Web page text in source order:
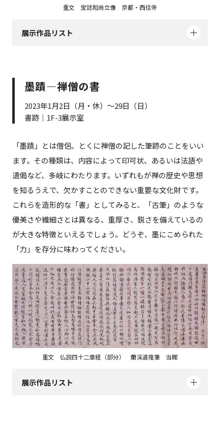
重文 宝誌和尚立像 京都・西往寺
展示作品リスト
墨蹟―禅僧の書
2023年1月2日（月・休）～29日（日）
書跡｜1F-3展示室
「墨蹟」とは僧侶、とくに禅僧の記した筆跡のことをいい
ます。その種類は、内容によって印可状、あるいは法語や
遺偈など、多岐にわたります。いずれもが禅の歴史や思想
を知るうえで、欠かすことのできない重要な文化財です。
これらを造形的な「書」としてみると、「古筆」のような
優美さや繊細さとは異なる、重厚さ、鋭さを備えているの
が大きな特徴といえるでしょう。どうぞ、墨にこめられた
「力」を存分に味わってください。
重文 仏説四十二章経（部分） 蘭渓道隆筆 当館
展示作品リスト